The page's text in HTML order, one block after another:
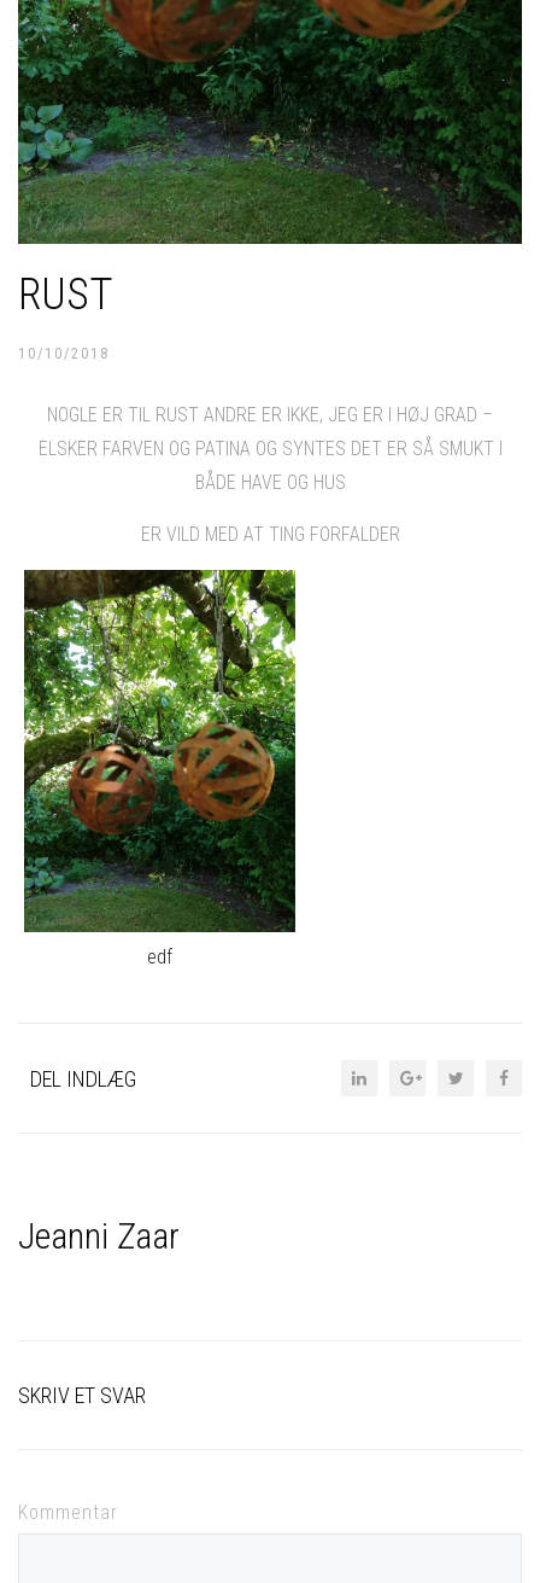
RUST
10/10/2018
NOGLE ER TIL RUST ANDRE ER IKKE, JEG ER I HØJ GRAD –
ELSKER FARVEN OG PATINA OG SYNTES DET ER SÅ SMUKT I
BÅDE HAVE OG HUS
ER VILD MED AT TING FORFALDER
edf
DEL INDLÆG
Jeanni Zaar
SKRIV ET SVAR
Kommentar